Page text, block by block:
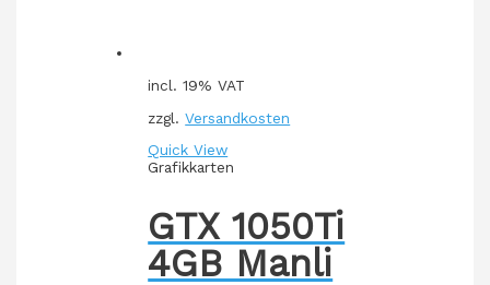
incl. 19% VAT
zzgl.Versandkosten
Quick View
Grafikkarten
GTX 1050Ti
4GB Manli